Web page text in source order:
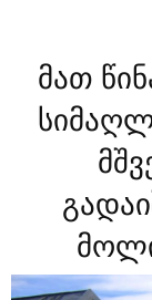
მათ